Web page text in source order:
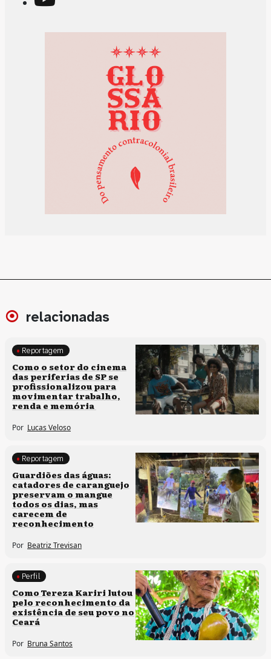
relacionadas
Políticas culturais
Reportagem
Como o setor do cinema
das periferias de SP se
profissionalizou para
movimentar trabalho,
renda e memória
Por Lucas Veloso
Clima e cultura
Reportagem
Guardiões das águas:
catadores de caranguejo
preservam o mangue
todos os dias, mas
carecem de
reconhecimento
Por Beatriz Trevisan
Comunidades tradicionais
Perfil
Como Tereza Kariri lutou
pelo reconhecimento da
existência de seu povo no
Ceará
Por Bruna Santos